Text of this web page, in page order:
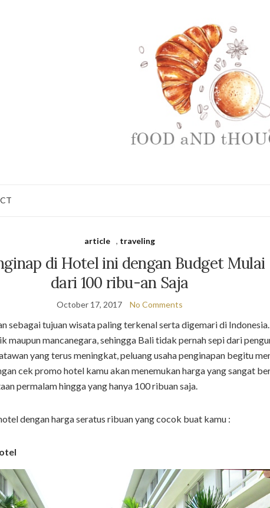
article , traveling
di Hotel ini dengan Budget Mulai
dari 100 ribu-an Saja
October 17, 2017 No Comments
sebagai tujuan wisata paling terkenal serta digemari di
maupun mancanegara, sehingga Bali tidak pernah sepi dari
yang terus meningkat, peluang usaha penginapan begitu
cek promo hotel kamu akan menemukan harga yang sangat
permalam hingga yang hanya 100 ribuan saja.
dengan harga seratus ribuan yang cocok buat kamu :